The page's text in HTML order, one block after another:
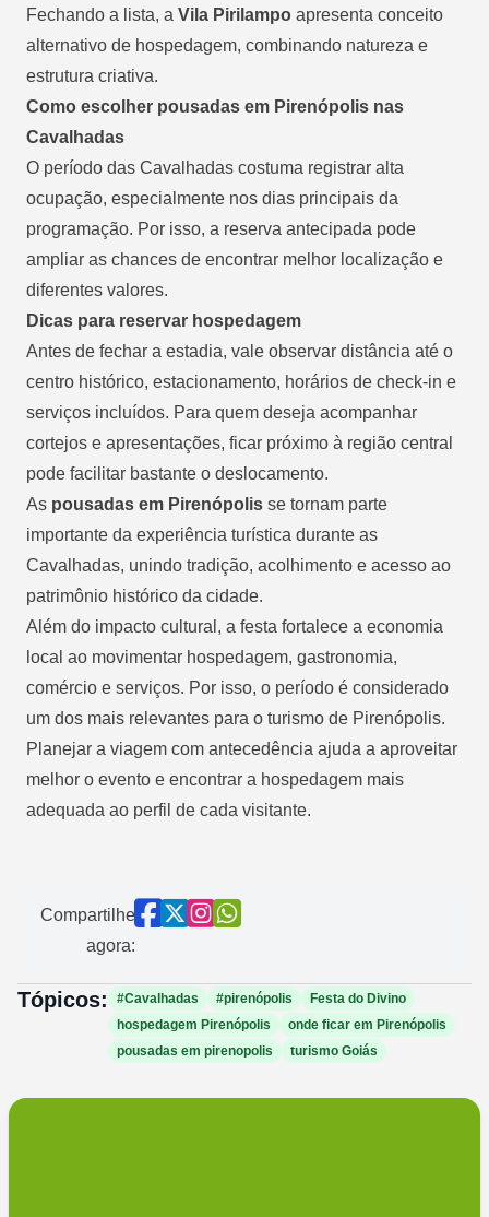
Fechando a lista, a Vila Pirilampo apresenta conceito
alternativo de hospedagem, combinando natureza e
estrutura criativa.
Como escolher pousadas em Pirenópolis nas
Cavalhadas
O período das Cavalhadas costuma registrar alta
ocupação, especialmente nos dias principais da
programação. Por isso, a reserva antecipada pode
ampliar as chances de encontrar melhor localização e
diferentes valores.
Dicas para reservar hospedagem
Antes de fechar a estadia, vale observar distância até o
centro histórico, estacionamento, horários de check-in e
serviços incluídos. Para quem deseja acompanhar
cortejos e apresentações, ficar próximo à região central
pode facilitar bastante o deslocamento.
As pousadas em Pirenópolis se tornam parte
importante da experiência turística durante as
Cavalhadas, unindo tradição, acolhimento e acesso ao
patrimônio histórico da cidade.
Além do impacto cultural, a festa fortalece a economia
local ao movimentar hospedagem, gastronomia,
comércio e serviços. Por isso, o período é considerado
um dos mais relevantes para o turismo de Pirenópolis.
Planejar a viagem com antecedência ajuda a aproveitar
melhor o evento e encontrar a hospedagem mais
adequada ao perfil de cada visitante.
Compartilhe
agora:
Tópicos: #Cavalhadas #pirenópolis
Festa do Divino
hospedagem Pirenópolis
onde ficar em Pirenópolis
pousadas em pirenopolis
turismo Goiás